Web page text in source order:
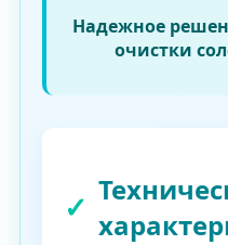
Надежное
очистки